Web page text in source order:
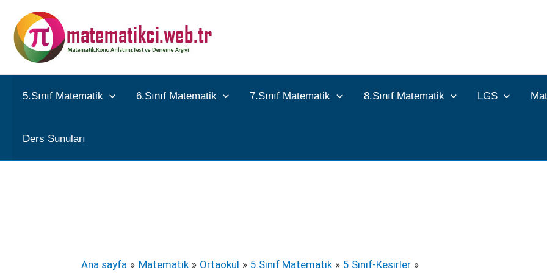
atla
5.Sınıf Matematik 6.Sınıf Matematik 7.Sınıf Matematik 8.Sınıf Matematik LGS
Ders Sunuları
Ana sayfa Matematik Ortaokul 5.Sınıf Matematik
5.Sınıf-Kesirler